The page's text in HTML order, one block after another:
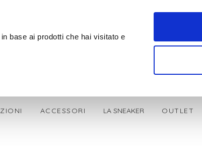
base ai prodotti che hai visitato e
ACCESSORI LA SNEAKER OUTLET